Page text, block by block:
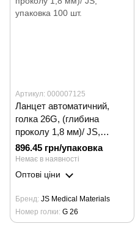
Артикул: 000007125
Ланцет автоматичний,
голка 26G, (глибина
проколу 1,8 мм)/ JS,
упаковка 100 шт.
896.45 грн/упаковка
Немає в наявності
Оптові ціни
Бренд JS Medical Materials
Номер голки G 26